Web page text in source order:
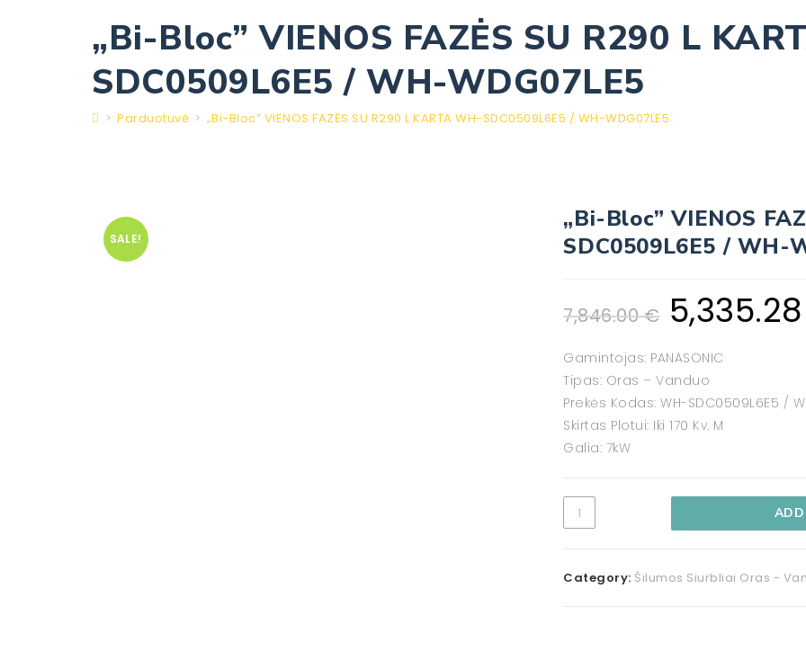
„Bi-Bloc” VIENOS FAZĖS SU R290 L
SDC0509L6E5 / WH-WDG07LE5
> Parduotuvė > „Bi-Bloc” VIENOS FAZĖS SU R290 L KARTA WH-SDC0509L6E5 / WH-WDG07LE5
SALE!
„Bi-Bloc” VIENOS
SDC0509L6E5 / WH-
7,846.00€ 5,335.28
Gamintojas: PANASONIC
Tipas: Oras – Vanduo
Prekės Kodas: WH-SDC0509L6E5 /
Skirtas Plotui: Iki 170 Kv. M
Galia: 7kW
Category: Šilumos Siurbliai Oras -